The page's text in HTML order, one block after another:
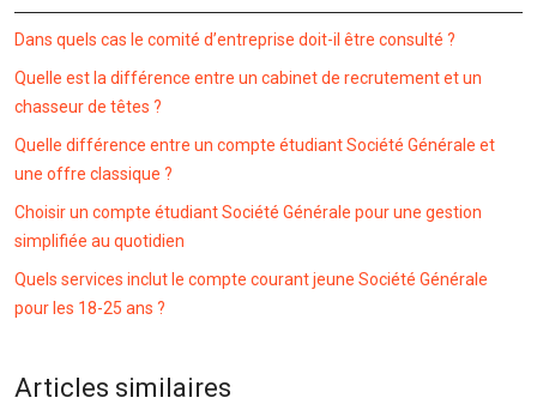
Dans quels cas le comité d’entreprise doit-il être consulté ?
Quelle est la différence entre un cabinet de recrutement et un
chasseur de têtes ?
Quelle différence entre un compte étudiant Société Générale et
une offre classique ?
Choisir un compte étudiant Société Générale pour une gestion
simplifiée au quotidien
Quels services inclut le compte courant jeune Société Générale
pour les 18-25 ans ?
Articles similaires